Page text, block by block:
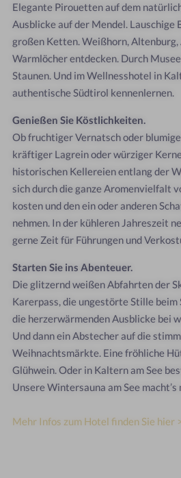
Elegante Pirouetten auf dem
Ausblicke auf der Mendel. Lauschige
großen Ketten. Weißhorn, Altenburg,
Warmlöcher entdecken. Durch
Staunen. Und im Wellnesshotel in
authentische Südtirol kennenlernen.
Genießen Sie Köstlichkeiten.
Ob fruchtiger Vernatsch oder
kräftiger Lagrein oder würziger
historischen Kellereien entlang der
sich durch die ganze Aromenvielfalt
kosten und den ein oder anderen
nehmen. In der kühleren Jahreszeit
gerne Zeit für Führungen und
Starten Sie ins Abenteuer.
Die glitzernd weißen Abfahrten der
Karerpass, die ungestörte Stille beim
die herzerwärmenden Ausblicke bei
Und dann ein Abstecher auf die
Weihnachtsmärkte. Eine fröhliche
Glühwein. Oder in Kaltern am See
Unsere Wintersauna am See macht’s
Mehr Infos zum Hotel finden Sie hier